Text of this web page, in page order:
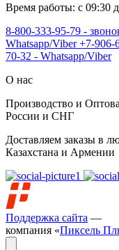
Время работы: с 09:30
8-800-333-95-79 -
Whatsapp/Viber+7-906-
70-32 - Whatsapp/Viber
О нас
Производство и
России и СНГ
Доставляем заказы в
Казахстана и Армении
Поддержка сайта —
компания «Пиксель